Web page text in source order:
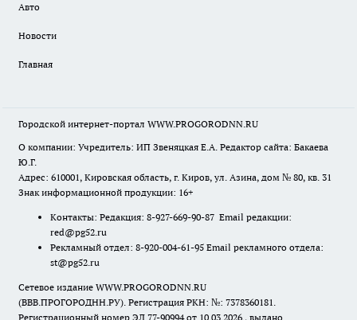
Авто
Новости
Главная
Городской интернет-портал WWW.PROGORODNN.RU
О компании: Учредитель: ИП Звеняцкая Е.А. Редактор сайта: Бакаева
Ю.Г.
Адрес: 610001, Кировская область, г. Киров, ул. Азина, дом № 80, кв. 31
Знак информационной продукции: 16+
Контакты: Редакция: 8-927-669-90-87 Email редакции:
red@pg52.ru
Рекламный отдел: 8-920-004-61-95 Email рекламного отдела:
st@pg52.ru
Сетевое издание WWW.PROGORODNN.RU
(ВВВ.ПРОГОРОДНН.РУ). Регистрация РКН: №: 7378360181.
Регистрационный номер ЭЛ 77-90994 от 10.03.2026., выдано